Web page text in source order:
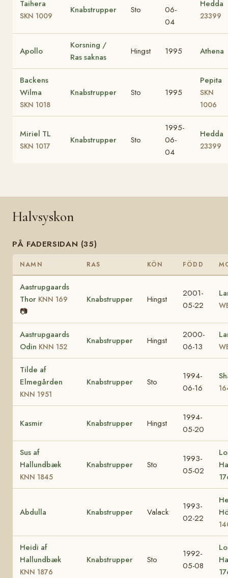
Taihera
SKN 1009
Knabstrupper Sto
06-
04
Hedda
23399
Apollo
Korsning /
Ras saknas
Hingst 1995 Athena
Backens
Wilma
SKN 1018
Knabstrupper Sto 1995
Pepita
SKN
1006
Miriel TL
SKN 1017
Knabstrupper Sto
1995-
06-
04
Hedda
23399
Halvsyskon
PÅ FADERSIDAN (35)
NAMN RAS KÖN FÖDD
Aastrupgaards
Thor KNN 169
📷
Knabstrupper Hingst
2001-
05-22
Aastrupgaards
Odin KNN 152
Knabstrupper Hingst
2000-
06-13
Tilde af
Elmegården
KNN 1951
Knabstrupper Sto
1994-
06-16
Kasmir Knabstrupper Hingst
1994-
05-20
Sus af
Hallundbæk
KNN 1845
Knabstrupper Sto
1993-
05-02
Abdulla Knabstrupper Valack
1993-
02-22
Heidi af
Hallundbæk
KNN 1876
Knabstrupper Sto
1992-
05-08